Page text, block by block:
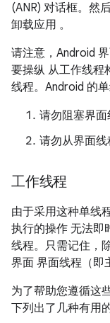
(ANR) 对话框。然
卸载应用 。
请注意，Android
要操纵 从工作线程
线程。Android 的
请勿阻塞界面
请勿从界面线
工作线程
由于采用这种单线
执行的操作 无法即
线程。只需记住，
界面 界面线程（即
为了帮助您遵循这
下列出了几种有用